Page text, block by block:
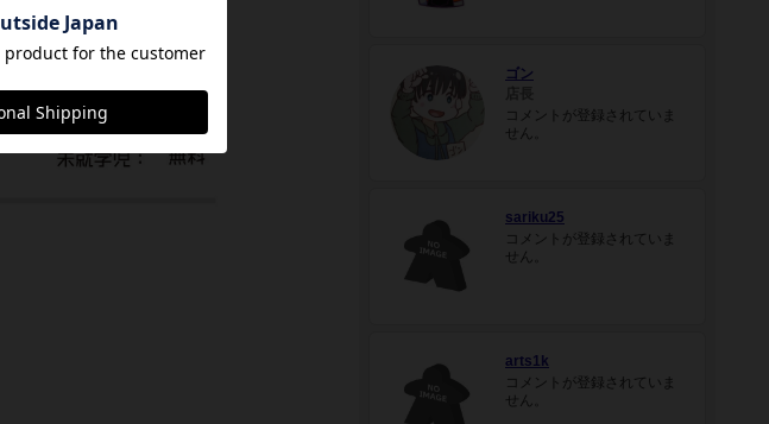
ゴン
コメントが登録されていま
せん。
sariku25
コメントが登録されていま
せん。
arts1k
コメントが登録されていま
せん。